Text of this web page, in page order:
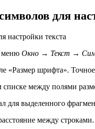
для
меню Окно → Текст →
«Размер шрифта».
между полями
для выделенного
между